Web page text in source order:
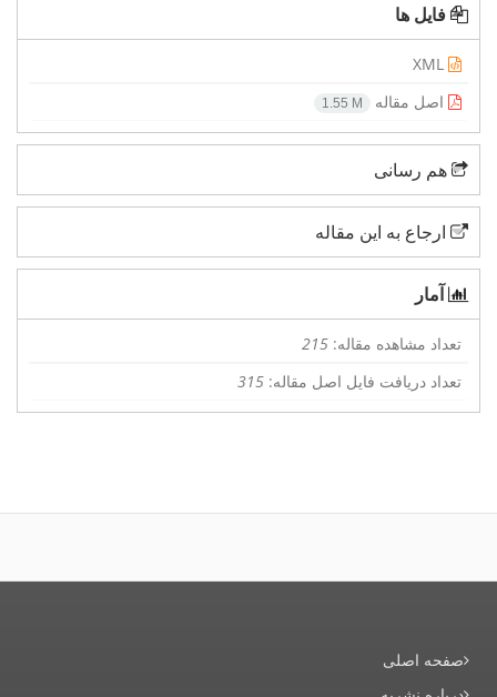
فایل ها
اصل مقاله
1.55 M
هم رسانی
ارجاع به این مقاله
آمار
تعداد مشاهده مقاله: 215
تعداد دریافت فایل اصل مقاله: 315
صفحه اصلی